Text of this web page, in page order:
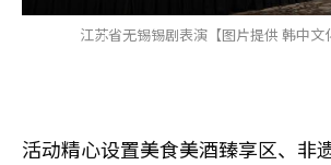
江苏省无锡锡剧表演【图片提供 韩中文
活动精心设置美食美酒臻享区、非